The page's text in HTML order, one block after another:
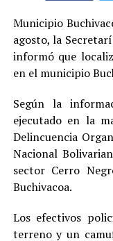
Municipio
agosto, la
informó que
en el municipio
Según la
ejecutado en la
Delincuencia
Nacional
sector Cerro
Buchivacoa.
Los efectivos
terreno y un